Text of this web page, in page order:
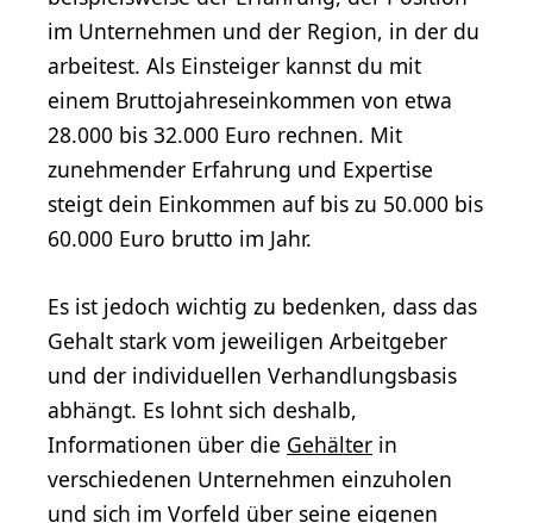
im Unternehmen und der Region, in der du
arbeitest. Als Einsteiger kannst du mit
einem Bruttojahreseinkommen von etwa
28.000 bis 32.000 Euro rechnen. Mit
zunehmender Erfahrung und Expertise
steigt dein Einkommen auf bis zu 50.000 bis
60.000 Euro brutto im Jahr.
Es ist jedoch wichtig zu bedenken, dass das
Gehalt stark vom jeweiligen Arbeitgeber
und der individuellen Verhandlungsbasis
abhängt. Es lohnt sich deshalb,
Informationen über die Gehälter in
verschiedenen Unternehmen einzuholen
und sich im Vorfeld über seine eigenen